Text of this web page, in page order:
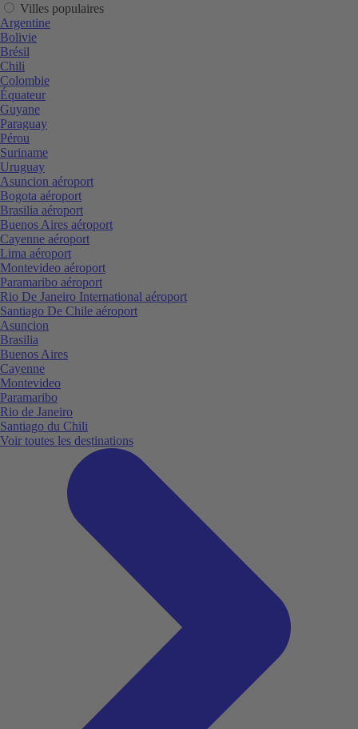
Villes populaires
Argentine
Bolivie
Brésil
Chili
Colombie
Équateur
Guyane
Paraguay
Pérou
Suriname
Uruguay
Asuncion aéroport
Bogota aéroport
Brasilia aéroport
Buenos Aires aéroport
Cayenne aéroport
Lima aéroport
Montevideo aéroport
Paramaribo aéroport
Rio De Janeiro International aéroport
Santiago De Chile aéroport
Asuncion
Brasilia
Buenos Aires
Cayenne
Montevideo
Paramaribo
Rio de Janeiro
Santiago du Chili
Voir toutes les destinations